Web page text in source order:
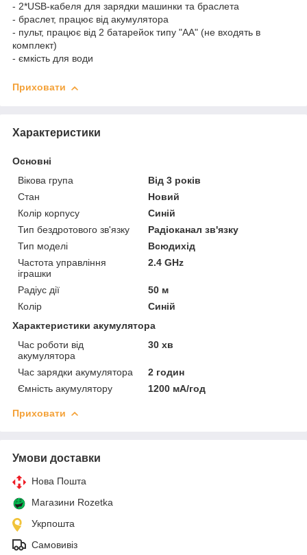
- 2*USB-кабеля для зарядки машинки та браслета
- браслет, працює від акумулятора
- пульт, працює від 2 батарейок типу "АА" (не входять в
комплект)
- ємкість для води
Приховати
Характеристики
Основні
Вікова група
Від 3 років
Стан
Новий
Колір корпусу
Синій
Тип бездротового зв'язку
Радіоканал зв'язку
Тип моделі
Всюдихід
Частота управління
іграшки
2.4 GHz
Радіус дії
50 м
Колір
Синій
Характеристики акумулятора
Час роботи від
акумулятора
30 хв
Час зарядки акумулятора
2 годин
Ємність акумулятору
1200 мА/год
Приховати
Умови доставки
Нова Пошта
Магазини Rozetka
Укрпошта
Самовивіз